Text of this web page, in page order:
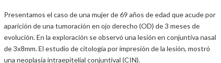
Presentamos el caso de una mujer de 69 años de edad que acude por
aparición de una tumoración en ojo derecho (OD) de 3 meses de
evolución. En la exploración se observó una lesión en conjuntiva nasal
de 3x8mm. El estudio de citología por impresión de la lesión, mostró
una neoplasia intraepitelial conjuntival (CIN).